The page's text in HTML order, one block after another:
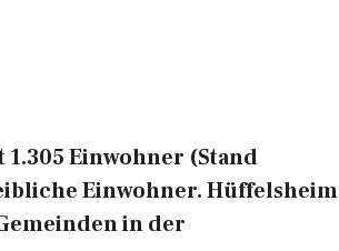
Einwohner (Stand
Einwohner. Hüffelsheim
in der